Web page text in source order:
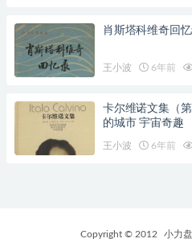
肖斯塔科维奇回
王小波 6年前
卡尔维诺文集（
的城市 宇宙奇趣
王小波 6年前
Copyright © 2012 小力盘